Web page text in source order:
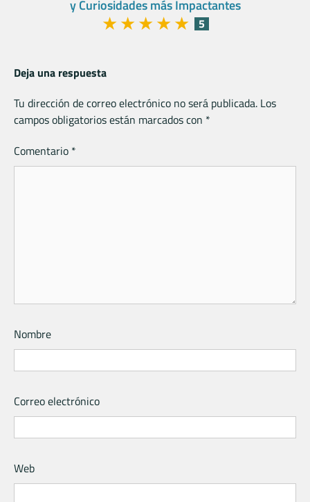
y Curiosidades más Impactantes
★★★★★ 5
Deja una respuesta
Tu dirección de correo electrónico no será publicada. Los
campos obligatorios están marcados con *
Comentario *
Nombre
Correo electrónico
Web